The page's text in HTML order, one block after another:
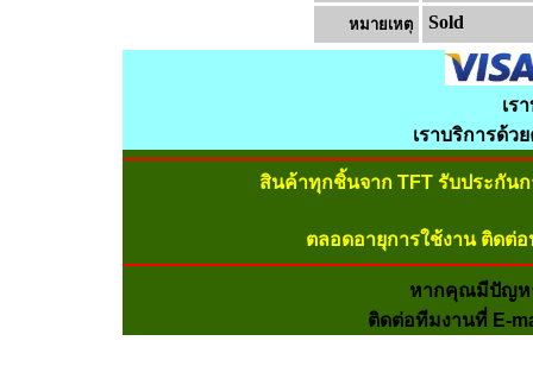
หมายเหต Sold
เร
เราบริการด้ว
สินค้าทุกชิ้นจาก TFT รับประกัน
ตลอดอายุการใช้งาน ติดต่
หากคุณมีปัญห
ติดต่อทีมงานที่ E-